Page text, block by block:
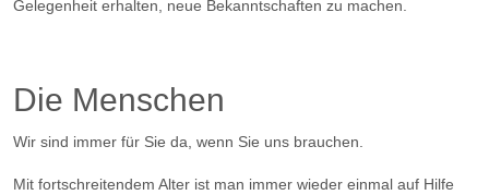
Gelegenheit erhalten, neue Bekanntschaften zu machen.
Die Menschen
Wir sind immer für Sie da, wenn Sie uns brauchen.
Mit fortschreitendem Alter ist man immer wieder einmal auf Hilfe